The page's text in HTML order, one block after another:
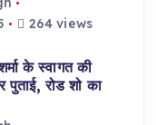
264 views
के स्वागत की
पुताई, रोड शो का